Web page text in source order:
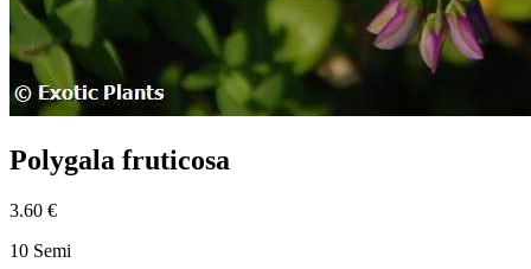
Polygala fruticosa
3.60 €
10 Semi